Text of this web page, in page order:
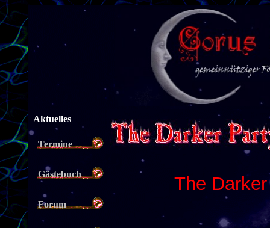
Aktuelles
Termine
Gästebuch
Forum